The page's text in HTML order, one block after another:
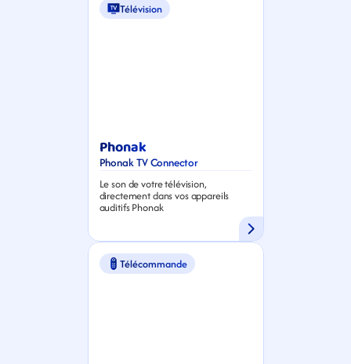
Télévision
Phonak
Phonak TV Connector
Le son de votre télévision,
directement dans vos appareils
auditifs Phonak
Télécommande